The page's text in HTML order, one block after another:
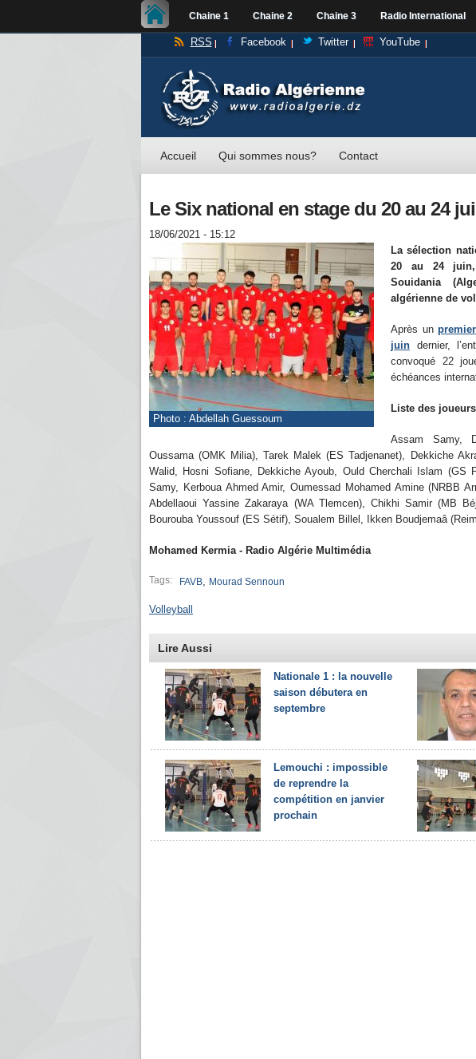
Chaine 1 Chaine 2 Chaine 3 Radio International
RSS Facebook Twitter YouTube
Accueil Qui sommes nous? Contact
Le Six national en stage du 20 au 24
18/06/2021 - 15:12
Photo : Abdellah Guessoum
La sélection
20 au 24 juin,
Souidania
algérienne de
Après un
juin dernier,
convoqué 22
échéances
Liste des
Assam Samy,
Oussama (OMK Milia), Tarek Malek (ES Tadjenanet), Dekkiche
Walid, Hosni Sofiane, Dekkiche Ayoub, Ould Cherchali Islam (GS
Samy, Kerboua Ahmed Amir, Oumessad Mohamed Amine (NRBB
Abdellaoui Yassine Zakaraya (WA Tlemcen), Chikhi Samir (MB
Bourouba Youssouf (ES Sétif), Soualem Billel, Ikken Boudjemaâ
Mohamed Kermia - Radio Algérie Multimédia
Tags: FAVB, Mourad Sennoun
Volleyball
Lire Aussi
Nationale 1 : la nouvelle
saison débutera en
septembre
Lemouchi : impossible
de reprendre la
compétition en janvier
prochain